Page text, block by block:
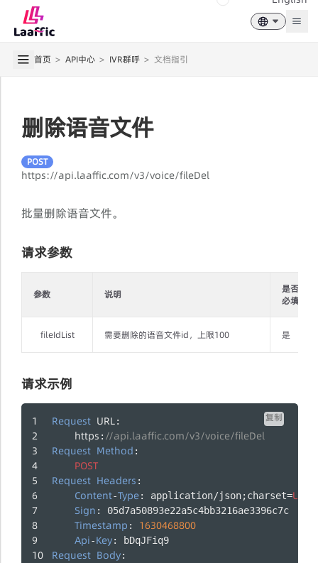
首页 > API中心 > IVR群呼 > 文档指引
删除语音文件
POST
https://api.laaffic.com/v3/voice/fileDel
批量删除语音文件。
请求参数
参数 说明
是否
必填
fileIdList 需要删除的语音文件id，上限100 是
请求示例
复制
Request URL:
https : //api.laaffic.com/v3/voice/fileDel
Request Method :
POST
Request Headers :
Content-Type: application/json;charset=UTF
Sign : 05d7a50893e22a5c4bb3216ae3396c7c
Timestamp : 1630468800
Api-Key: bDqJFiq9
Request Body: